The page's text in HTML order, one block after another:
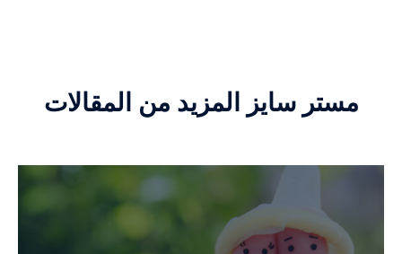
مستر سايز المزيد من المقالات